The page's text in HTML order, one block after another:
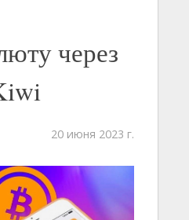
через
20 июня 2023 г.